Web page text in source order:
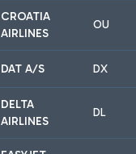
CROATIA
AIRLINES
OU
DAT A/S DX
DELTA
AIRLINES
DL